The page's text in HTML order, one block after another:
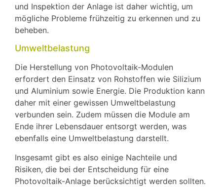
und Inspektion der Anlage ist daher wichtig, um
mögliche Probleme frühzeitig zu erkennen und zu
beheben.
Umweltbelastung
Die Herstellung von Photovoltaik-Modulen
erfordert den Einsatz von Rohstoffen wie Silizium
und Aluminium sowie Energie. Die Produktion kann
daher mit einer gewissen Umweltbelastung
verbunden sein. Zudem müssen die Module am
Ende ihrer Lebensdauer entsorgt werden, was
ebenfalls eine Umweltbelastung darstellt.
Insgesamt gibt es also einige Nachteile und
Risiken, die bei der Entscheidung für eine
Photovoltaik-Anlage berücksichtigt werden sollten.